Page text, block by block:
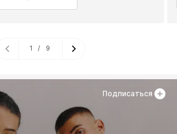
1 / 9
Подписаться